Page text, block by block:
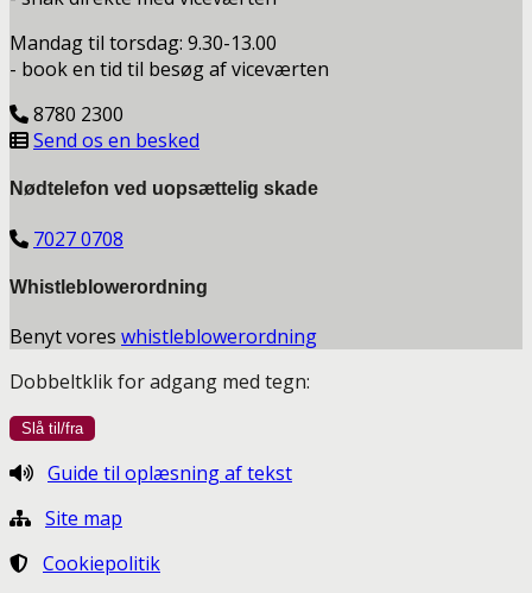
Mandag til torsdag: 9.30-13.00
- book en tid til besøg af viceværten
8780 2300
Send os en besked
Nødtelefon ved uopsættelig skade
7027 0708
Whistleblowerordning
Benyt vores whistleblowerordning
Dobbeltklik for adgang med tegn:
Guide til oplæsning af tekst
Site map
Cookiepolitik